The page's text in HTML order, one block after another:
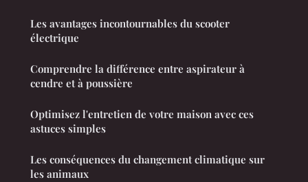
Les avantages incontournables du scooter
électrique
Comprendre la différence entre aspirateur à
cendre et à poussière
Optimisez l'entretien de votre maison avec ces
astuces simples
Les conséquences du changement climatique sur
les animaux